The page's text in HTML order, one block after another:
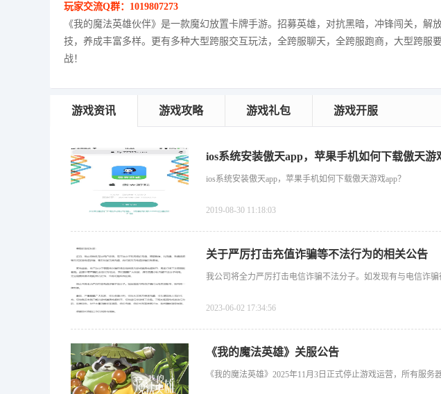
玩家交流Q群：1019807273
《我的魔法英雄伙伴》是一款魔幻放置卡牌手游。招募英雄，对抗黑暗，冲锋闯关，解
技，养成丰富多样。更有多种大型跨服交互玩法，全跨服聊天，全跨服跑商，大型跨服
战！
游戏资讯 游戏攻略 游戏礼包 游戏开服
ios系统安装傲天app，苹果手机如何下载傲天游
ios系统安装傲天app，苹果手机如何下载傲天游戏app？
2019-08-30 11:18:03
关于严厉打击充值诈骗等不法行为的相关公告
我公司将全力严厉打击电信诈骗不法分子。如发现有与电信诈骗
2023-06-02 17:34:56
《我的魔法英雄》关服公告
《我的魔法英雄》2025年11月3日正式停止游戏运营，所有服务